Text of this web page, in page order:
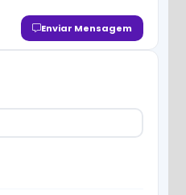
Enviar Mensagem